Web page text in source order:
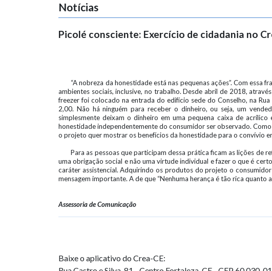
Notícias
Picolé consciente: Exercício de cidadania no
“A nobreza da honestidade está nas pequenas ações”. Com
ambientes sociais, inclusive, no trabalho. Desde abril de 2018,
freezer foi colocado na entrada do edifício sede do Conselho, na
2,00. Não há ninguém para receber o dinheiro, ou seja, um
simplesmente deixam o dinheiro em uma pequena caixa de
honestidade independentemente do consumidor ser observado.
o projeto quer mostrar os benefícios da honestidade para o convívio
Para as pessoas que participam dessa prática ficam as lições de
uma obrigação social e não uma virtude individual e fazer o que é
caráter assistencial. Adquirindo os produtos do projeto o
mensagem importante. A de que “Nenhuma herança é tão rica quanto
Assessoria de Comunicação
Baixe o aplicativo do Crea-CE: